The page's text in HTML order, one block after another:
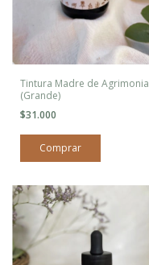
Tintura Madre de Agrimonia
(Grande)
$31.000